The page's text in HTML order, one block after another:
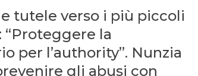
tutele verso i più piccoli
la
per l’authority”. Nunzia
gli abusi con